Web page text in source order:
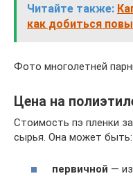
Читайте также:
как добиться
Фото многолетней
Цена на
Стоимость пэ пленки
сырья. Она может быть:
первичной —